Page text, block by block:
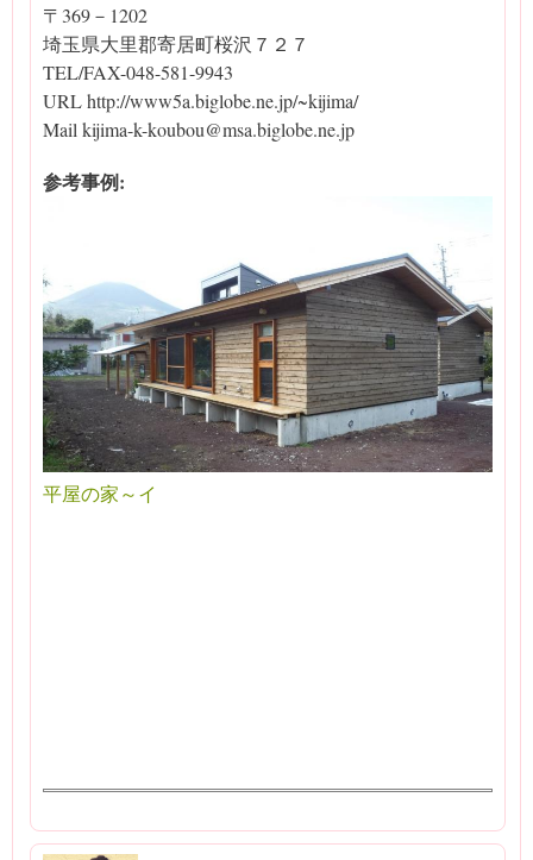
〒369－1202
埼玉県大里郡寄居町桜沢７２７
TEL/FAX-048-581-9943
URL http://www5a.biglobe.ne.jp/~kijima/
Mail kijima-k-koubou@msa.biglobe.ne.jp
参考事例:
平屋の家～イ